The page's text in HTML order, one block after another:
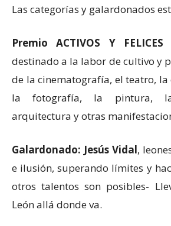
Las categorías y galardonados
Premio ACTIVOS Y
destinado a la labor de cultivo y
de la cinematografía, el teatro, la
la fotografía, la pintura,
arquitectura y otras
Galardonado: Jesús Vidal,
e ilusión, superando límites y
otros talentos son posibles-
León allá donde va.